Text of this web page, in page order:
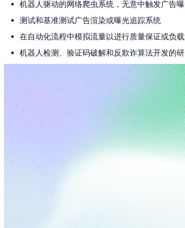
机器人驱动的网络爬虫系统，无意中触发广告
测试和基准测试广告渲染或曝光追踪系统
在自动化流程中模拟流量以进行质量保证或负
机器人检测、验证码破解和反欺诈算法开发的